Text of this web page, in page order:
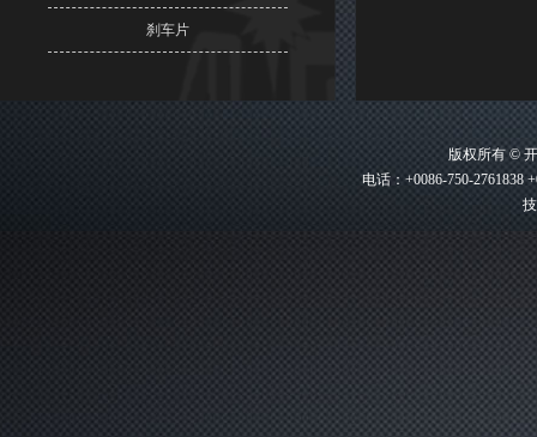
刹车片
版权所有 ©
电话：+0086-750-2761838